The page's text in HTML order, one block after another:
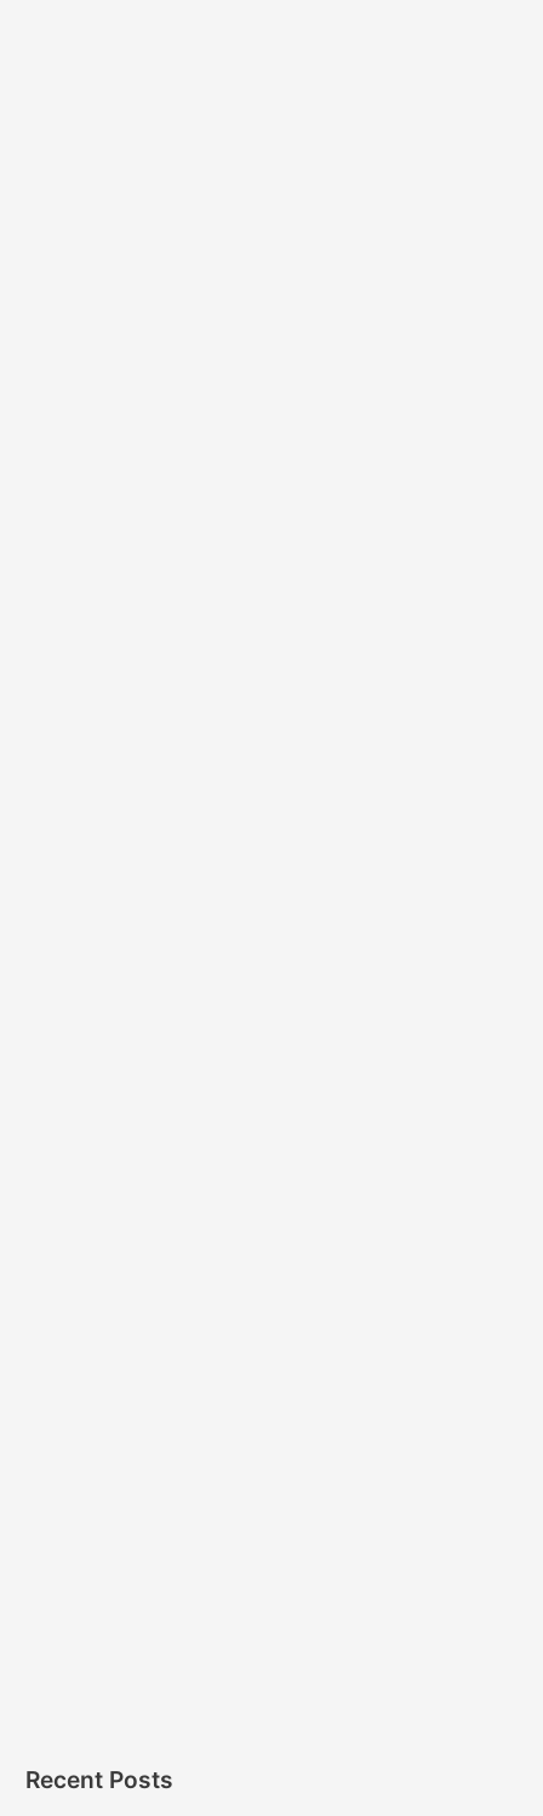
Recent Posts